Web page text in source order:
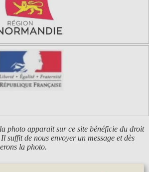
photo apparait sur ce site bénéficie du droit
suffit de nous envoyer un message et dès
la photo.